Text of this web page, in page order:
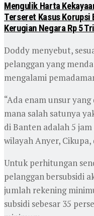
Mengulik Harta
Terseret Kasus Korupsi
Kerugian Negara Rp 5
Doddy menyebut,
pelanggan yang
mengalami
“Ada enam unsur
mana salah satunya
di Banten adalah 5
wilayah Anyer, Cikupa,
Untuk perhitungan
pelanggan bersubsidi
jumlah rekening
subsidi sebesar 35